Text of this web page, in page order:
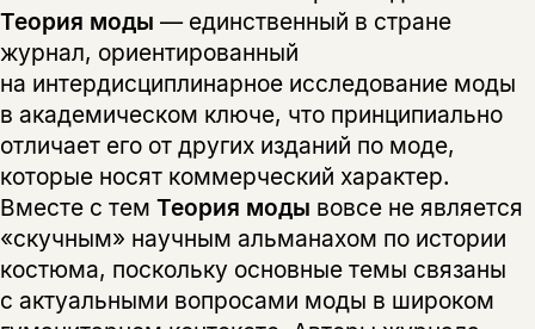
Теория моды — единственный в стране
журнал, ориентированный
на интердисциплинарное исследование моды
в академическом ключе, что принципиально
отличает его от других изданий по моде,
которые носят коммерческий характер.
Вместе с тем Теория моды вовсе не является
«скучным» научным альманахом по истории
костюма, поскольку основные темы связаны
с актуальными вопросами моды в широком